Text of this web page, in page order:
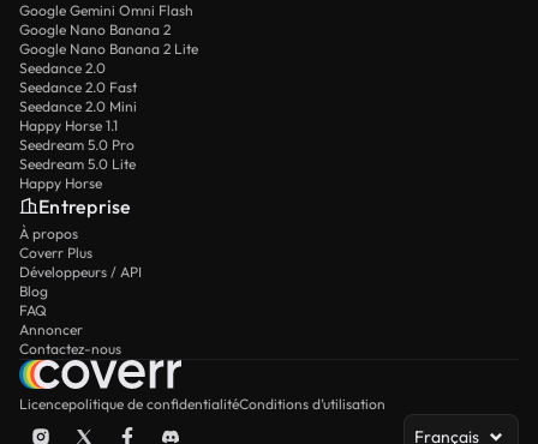
Google Gemini Omni Flash
Google Nano Banana 2
Google Nano Banana 2 Lite
Seedance 2.0
Seedance 2.0 Fast
Seedance 2.0 Mini
Happy Horse 1.1
Seedream 5.0 Pro
Seedream 5.0 Lite
Happy Horse
Entreprise
À propos
Coverr Plus
Développeurs / API
Blog
FAQ
Annoncer
Contactez-nous
Licencepolitique de confidentialitéConditions d’utilisation
Français